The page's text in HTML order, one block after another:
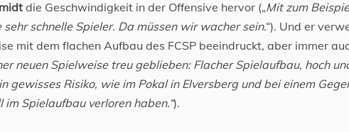
die Geschwindigkeit in der Offensive hervor („Mit zum
schnelle Spieler. Da müssen wir wacher sein.“). Und er
mit dem flachen Aufbau des FCSP beeindruckt, aber immer
neuen Spielweise treu geblieben: Flacher Spielaufbau, hoch
gewisses Risiko, wie im Pokal in Elversberg und bei einem
Spielaufbau verloren haben.“).